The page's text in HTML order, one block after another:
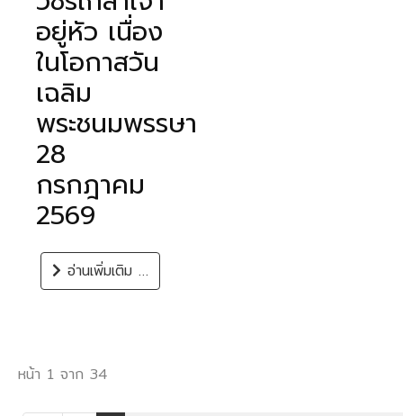
อยู่หัว เนื่อง
ในโอกาสวัน
เฉลิม
พระชนมพรรษา
28
กรกฎาคม
2569
อ่านเพิ่มเติม …
หน้า 1 จาก 34